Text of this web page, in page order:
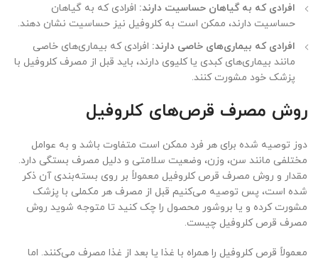
افرادی که به گیاهان حساسیت دارند: افرادی که به گیاهان
حساسیت دارند، ممکن است به کلروفیل نیز حساسیت نشان دهند.
افرادی که بیماری‌های خاصی دارند: افرادی که بیماری‌های خاصی
مانند بیماری‌های کبدی یا کلیوی دارند، باید قبل از مصرف کلروفیل با
پزشک خود مشورت کنند.
روش مصرف قرص‌های کلروفیل
دوز توصیه شده برای هر فرد ممکن است متفاوت باشد و به عوامل
مختلفی مانند سن، وزن، وضعیت سلامتی و دلیل مصرف بستگی دارد.
مقدار و روش مصرف قرص کلروفیل معمولاً بر روی بسته‌بندی آن ذکر
شده است، پس توصیه می‌کنیم قبل از مصرف هر مکملی با پزشک
مشورت کرده و یا بروشور محصول را چک کنید تا متوجه شوید روش
مصرف قرص کلروفیل چیست.
معمولاً قرص کلروفیل را همراه با غذا یا بعد از غذا مصرف می‌کنند. اما